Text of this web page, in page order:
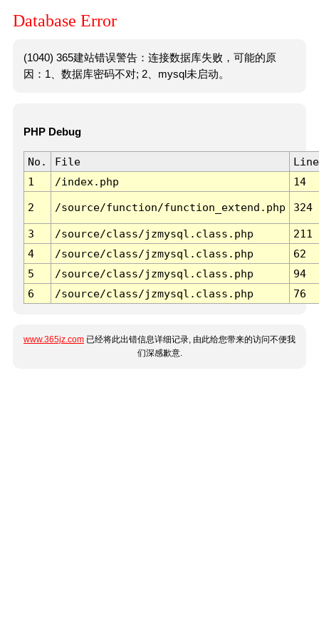
Database Error
(1040) 365建站错误警告：连接数据库失败，可能的原
因：1、数据库密码不对; 2、mysql未启动。
PHP Debug
No. File
Line
1
/index.php 14
2 /source/function/function_extend.php 324
3 /source/class/jzmysql.class.php
211
4
/source/class/jzmysql.class.php
62
5
/source/class/jzmysql.class.php
94
6
/source/class/jzmysql.class.php 76
www.365jz.com 已经将此出错信息详细记录, 由此给您带来的访问不便我
们深感歉意.